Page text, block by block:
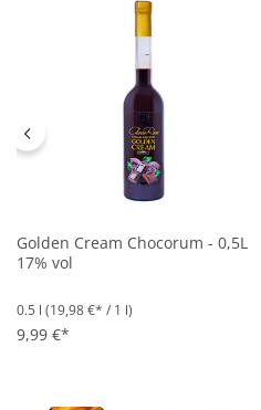
Golden Cream Chocorum - 0,5L
17% vol
0.5 l (19,98 €* / 1 l)
9,99 €*